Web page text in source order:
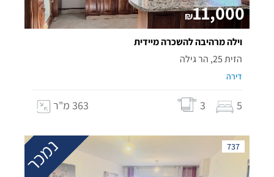
₪11,000
וילה מרהיבה להשכרה מיידית
הזית 25, הר גילה
דירה
5
3 363 מ"ר
737 נמכר